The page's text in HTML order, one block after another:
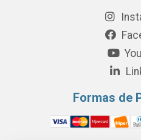
Formas de